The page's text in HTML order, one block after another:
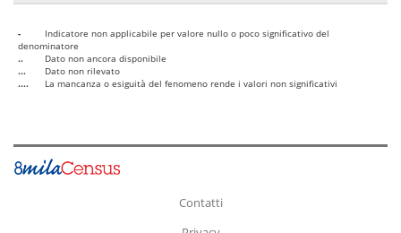
-
Indicatore non applicabile per valore nullo o poco significativo del
denominatore
..
Dato non ancora disponibile
...
Dato non rilevato
....
La mancanza o esiguità del fenomeno rende i valori non significativi
Contatti